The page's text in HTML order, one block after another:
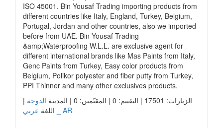
ISO 45001. Bin Yousaf Trading importing products from
different countries like Italy, England, Turkey, Belgium,
Portugal, Jordan and other countries, also we imported
before from UAE. Bin Yousaf Trading
&amp;Waterproofing W.L.L. are exclusive agent for
different international brands like Mas Paints from Italy,
Genc Paints from Turkey, Easy color products from
Belgium, Polikor polyester and fiber putty from Turkey,
PPI Thinner and many other exclusives products.
الزيارات: 17501 | التقييم: 0 | المقيّمين: 0 | المدينة
الدوحة |
اللغة عربي _ AR